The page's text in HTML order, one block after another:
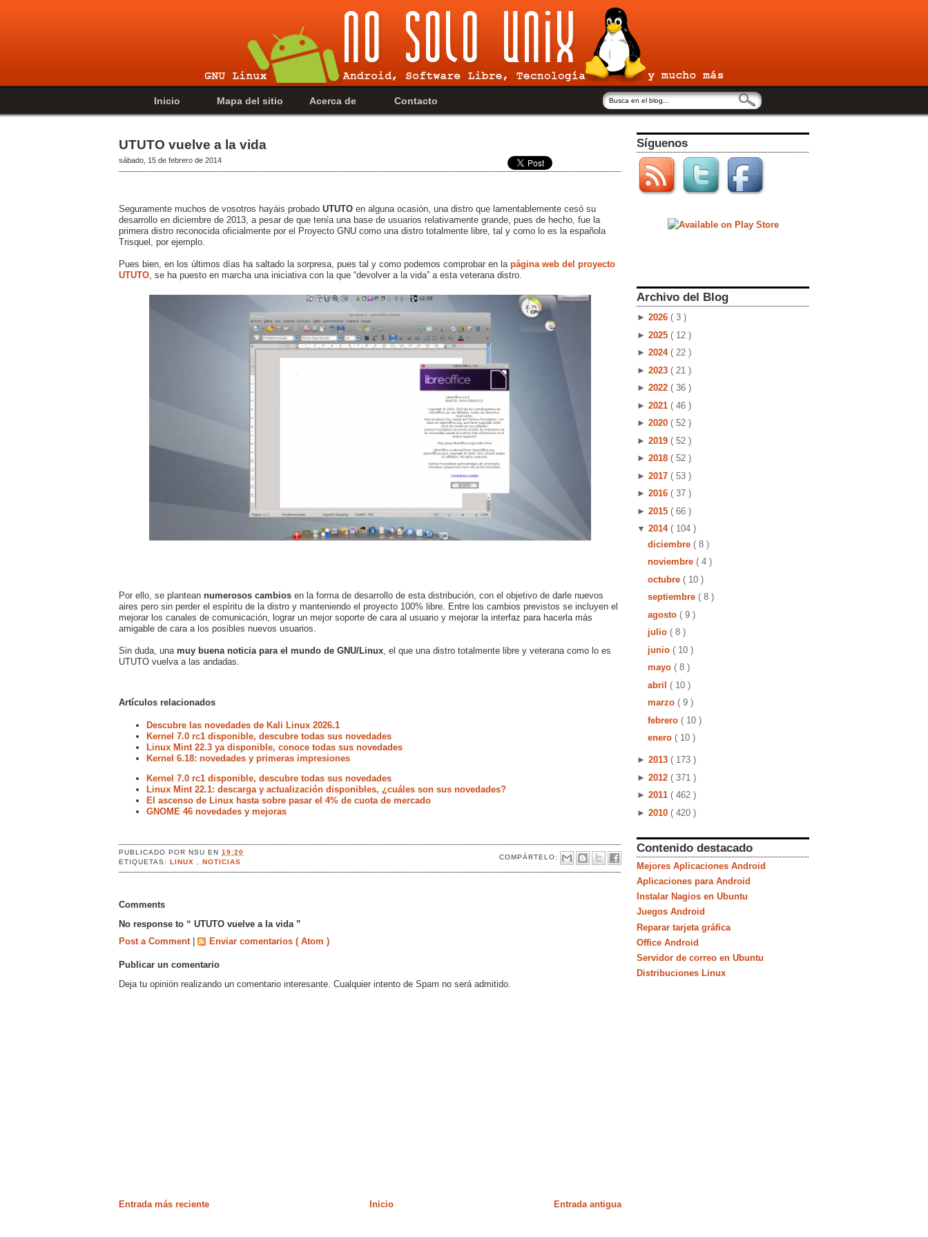
Inicio Mapa del sitio Acerca de Contacto
UTUTO vuelve a la vida
sábado, 15 de febrero de 2014
Seguramente muchos de vosotros hayáis probado UTUTO en alguna ocasión, una distro que lamentablemente cesó su
desarrollo en diciembre de 2013, a pesar de que tenía una base de usuarios relativamente grande, pues de hecho, fue la
primera distro reconocida oficialmente por el Proyecto GNU como una distro totalmente libre, tal y como lo es la española
Trisquel, por ejemplo.
Pues bien, en los últimos días ha saltado la sorpresa, pues tal y como podemos comprobar en la página web del proyecto
UTUTO , se ha puesto en marcha una iniciativa con la que “devolver a la vida” a esta veterana distro.
Por ello, se plantean numerosos cambios en la forma de desarrollo de esta distribución, con el objetivo de darle nuevos
aires pero sin perder el espíritu de la distro y manteniendo el proyecto 100% libre. Entre los cambios previstos se incluyen el
mejorar los canales de comunicación, lograr un mejor soporte de cara al usuario y mejorar la interfaz para hacerla más
amigable de cara a los posibles nuevos usuarios.
Sin duda, una muy buena noticia para el mundo de GNU/Linux , el que una distro totalmente libre y veterana como lo es
UTUTO vuelva a las andadas.
Artículos relacionados
Descubre las novedades de Kali Linux 2026.1
Kernel 7.0 rc1 disponible, descubre todas sus novedades
Linux Mint 22.3 ya disponible, conoce todas sus novedades
Kernel 6.18: novedades y primeras impresiones
Kernel 7.0 rc1 disponible, descubre todas sus novedades
Linux Mint 22.1: descarga y actualización disponibles, ¿cuáles son sus novedades?
El ascenso de Linux hasta sobre pasar el 4% de cuota de mercado
GNOME 46 novedades y mejoras
PUBLICADO PORNSUEN19:20
COMPÁRTELO:
ETIQUETAS:LINUX ,NOTICIAS
Comments
No response to “ UTUTO vuelve a la vida ”
Post a Comment
Enviar comentarios ( Atom )
Publicar un comentario
Deja tu opinión realizando un comentario interesante. Cualquier intento de Spam no será admitido.
Entrada más reciente Entrada antigua
Inicio
Síguenos
Archivo del Blog
► 2026 ( 3 )
► 2025 ( 12 )
► 2024 ( 22 )
► 2023 ( 21 )
► 2022 ( 36 )
► 2021 ( 46 )
► 2020 ( 52 )
► 2019 ( 52 )
► 2018 ( 52 )
► 2017 ( 53 )
► 2016 ( 37 )
► 2015 ( 66 )
▼ 2014 ( 104 )
diciembre ( 8 )
noviembre ( 4 )
octubre ( 10 )
septiembre ( 8 )
agosto ( 9 )
julio ( 8 )
junio ( 10 )
mayo ( 8 )
abril ( 10 )
marzo ( 9 )
febrero ( 10 )
enero ( 10 )
► 2013 ( 173 )
► 2012 ( 371 )
► 2011 ( 462 )
► 2010 ( 420 )
Contenido destacado
Mejores Aplicaciones Android
Aplicaciones para Android
Instalar Nagios en Ubuntu
Juegos Android
Reparar tarjeta gráfica
Office Android
Servidor de correo en Ubuntu
Distribuciones Linux